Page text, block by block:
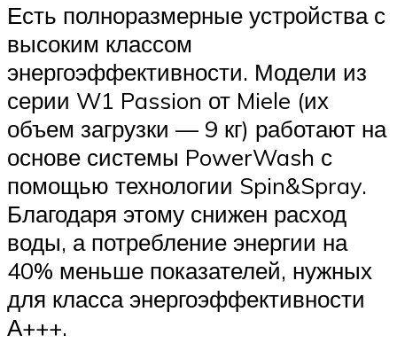
Есть полноразмерные устройства с
высоким классом
энергоэффективности. Модели из
серии W1 Passion от Miele (их
объем загрузки — 9 кг) работают на
основе системы PowerWash с
помощью технологии Spin&Spray.
Благодаря этому снижен расход
воды, а потребление энергии на
40% меньше показателей, нужных
для класса энергоэффективности
А+++.